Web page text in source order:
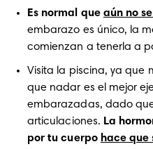
Es normal que aún no
embarazo es único, la
comienzan a tenerla a
Visita la piscina, ya que
que nadar es el mejor
embarazadas, dado
articulaciones. La
por tu cuerpo hace